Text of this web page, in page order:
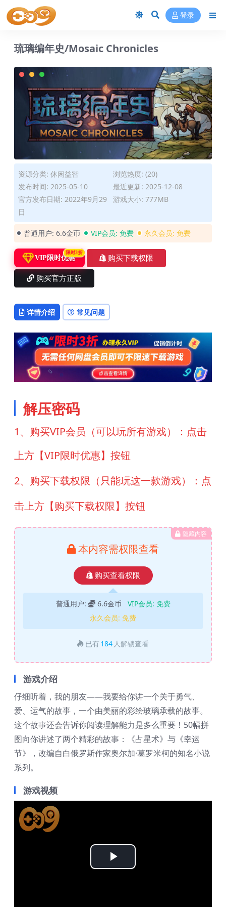
登录
琉璃编年史/Mosaic Chronicles
资源分类: 休闲益智
浏览热度: (20)
发布时间: 2025-05-10
最近更新: 2025-12-08
官方发布日期: 2022年9月29
日
游戏大小: 777MB
普通用户: 6.6金币 VIP会员: 免费 永久会员: 免费
VIP限时优惠
限时3折
购买下载权限
购买官方正版
详情介绍 常见问题
解压密码
1、购买VIP会员（可以玩所有游戏）：点击
上方【VIP限时优惠】按钮
2、购买下载权限（只能玩这一款游戏）：点
击上方【购买下载权限】按钮
隐藏内容
本内容需权限查看
购买查看权限
普通用户: 6.6金币 VIP会员: 免费
永久会员: 免费
已有 184 人解锁查看
游戏介绍
仔细听着，我的朋友——我要给你讲一个关于勇气、
爱、运气的故事，一个由美丽的彩绘玻璃承载的故事。
这个故事还会告诉你阅读理解能力是多么重要！50幅拼
图向你讲述了两个精彩的故事：《占星术》与《幸运
节》，改编自白俄罗斯作家奥尔加·葛罗米柯的知名小说
系列。
游戏视频
Play